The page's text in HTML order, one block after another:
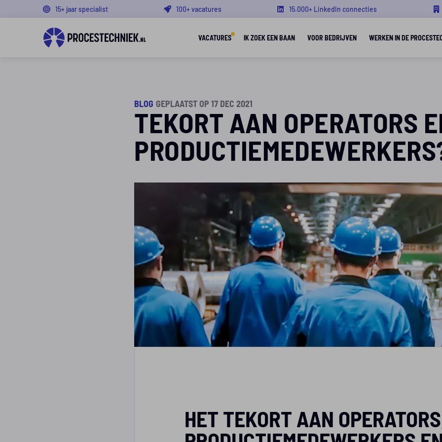
15+ jaar specialist 100+ vacatures 15.000+ LinkedIn connecties
VACATURES IK ZOEK EEN BAAN VOOR BEDRIJVEN WERKEN IN DE
BLOG GEPLAATST OP 17 DEC 2021
TEKORT AAN OPERATORS
HET TEKORT AAN